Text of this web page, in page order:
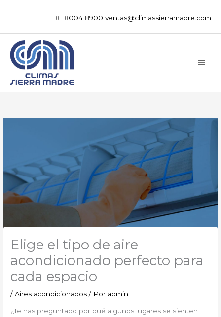
81 8004 8900 ventas@climassierramadre.com
Elige el tipo de aire
acondicionado perfecto para
cada espacio
/Aires acondicionados / Por admin
¿Te has preguntado por qué algunos lugares se sienten